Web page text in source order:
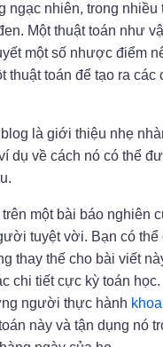
ngạc nhiên, trong
Một thuật toán như
một số nhược điểm
thuật toán để tạo ra các
là giới thiệu nhẹ
dụ về cách nó có thể
một bài báo nghiên
tuyệt vời. Bạn có thể
thay thế cho bài viết
chi tiết cực kỳ toán
người thực hành
này và tận dụng nó